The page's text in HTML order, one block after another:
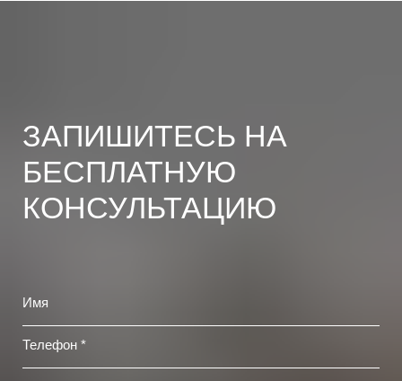
ЗАПИШИТЕСЬ НА
БЕСПЛАТНУЮ
КОНСУЛЬТАЦИЮ
Имя
Телефон *